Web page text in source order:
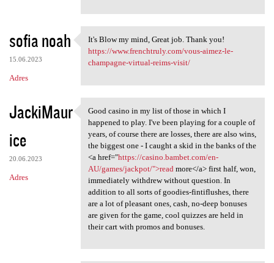
sofia noah
15.06.2023
Adres
It's Blow my mind, Great job
It's Blow my mind, Great job. Thank you!
https://www.frenchtruly.com/vous-aimez-le-
champagne-virtual-reims-visit/
JackiMaur
ice
20.06.2023
Adres
Good casino in my list of
Good casino in my list of those in which I
happened to play. I've been playing for a couple of
years, of course there are losses, there are also wins,
the biggest one - I caught a skid in the banks of the
<a href="https://casino.bambet.com/en-
AU/games/jackpot/">read more</a> first half, won,
immediately withdrew without question. In
addition to all sorts of goodies-fintiflushes, there
are a lot of pleasant ones, cash, no-deep bonuses
are given for the game, cool quizzes are held in
their cart with promos and bonuses.